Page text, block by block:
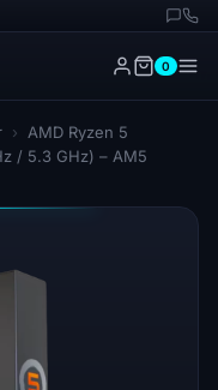
0
›
AMD Ryzen 5
/ 5.3 GHz) – AM5